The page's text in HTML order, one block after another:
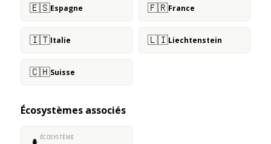
🇪🇸Espagne 🇫🇷France
🇮🇹Italie 🇱🇮Liechtenstein
🇨🇭Suisse
Écosystèmes associés
ÉCOSYSTÈME